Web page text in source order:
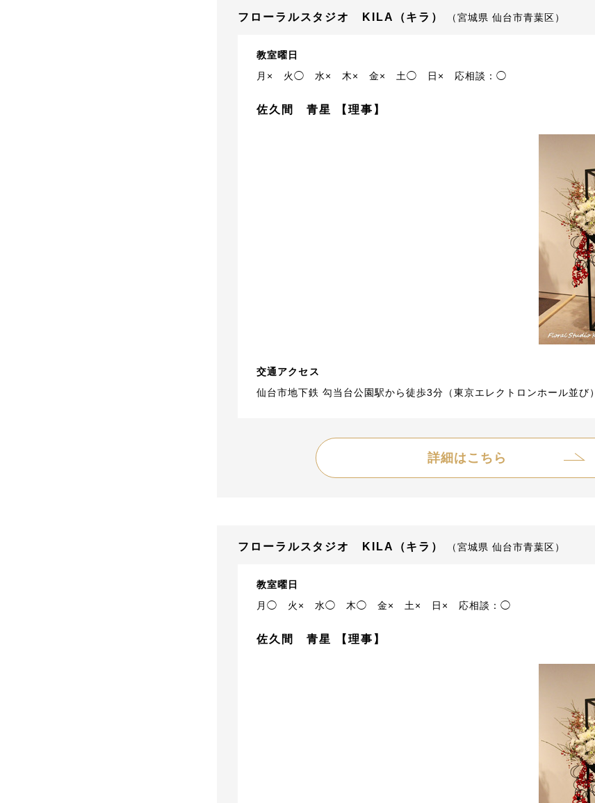
フローラルスタジオ KILA（キラ） （宮城県 仙台市青葉区）
教室曜日
月×
火◯ 水× 木× 金× 土◯ 日× 応相談：◯
佐久間 青星 【理事】
交通アクセス
仙台市地下鉄 勾当台公園駅から徒歩3分（東京エレクトロンホール並び）
詳細はこちら
フローラルスタジオ KILA（キラ） （宮城県 仙台市青葉区）
教室曜日
月◯
火× 水◯ 木◯ 金× 土× 日× 応相談：◯
佐久間 青星 【理事】